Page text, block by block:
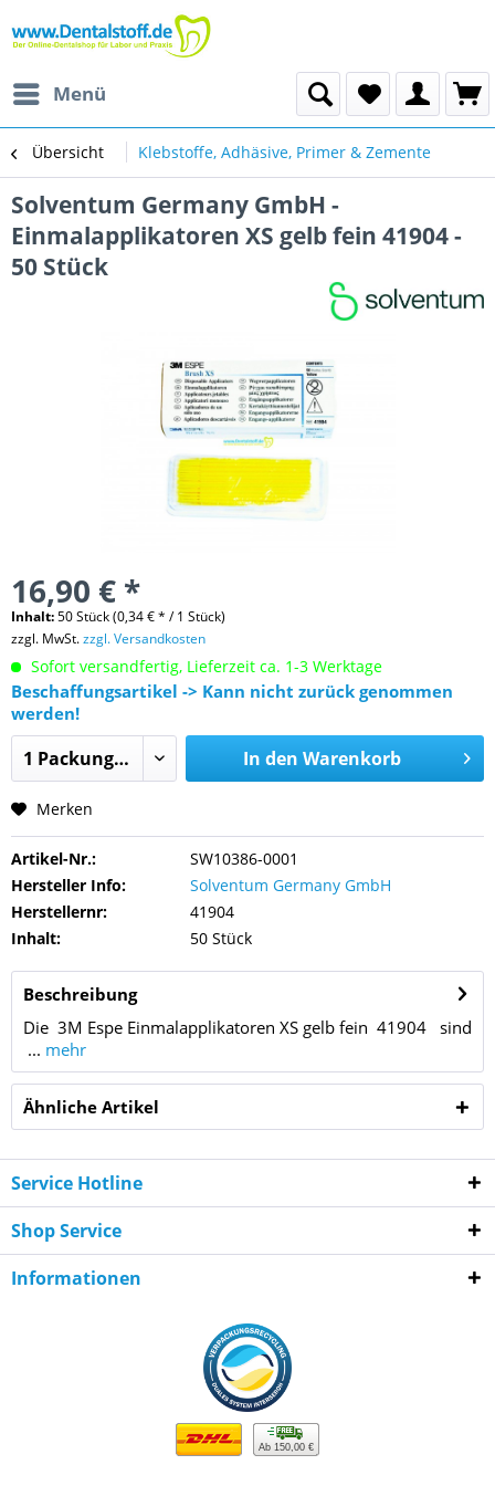
Menü
Übersicht Klebstoffe, Adhäsive, Primer & Zemente
Solventum Germany GmbH -
Einmalapplikatoren XS gelb fein 41904 -
50 Stück
16,90 € *
Inhalt:50 Stück (0,34 € * / 1 Stück)
zzgl. MwSt.zzgl. Versandkosten
Sofort versandfertig, Lieferzeit ca. 1-3 Werktage
Beschaffungsartikel -> Kann nicht zurück genommen
werden!
In den Warenkorb
Merken
Artikel-Nr.:
SW10386-0001
Hersteller Info:
Solventum Germany GmbH
Herstellernr:
41904
Inhalt:
50 Stück
Beschreibung
Die 3M Espe Einmalapplikatoren XS gelb fein 41904 sind
... mehr
Ähnliche Artikel
Service Hotline
Shop Service
Informationen
Ab 150,00 €